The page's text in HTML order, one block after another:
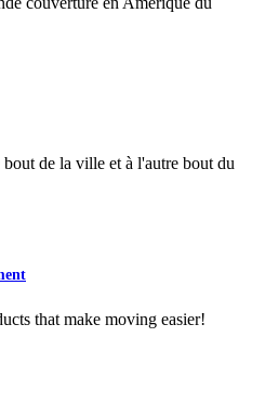
de la ville et à l'autre bout du
that make moving easier!